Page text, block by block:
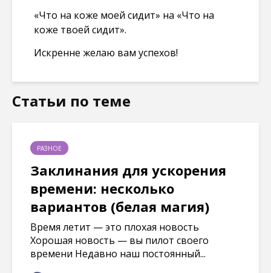
«Что на коже моей сидит» на «Что на
коже твоей сидит».
Искренне желаю вам успехов!
Статьи по теме
РАЗНОЕ
Заклинания для ускорения
времени: несколько
вариантов (белая магия)
Время летит — это плохая новость
Хорошая новость — вы пилот своего
времени Недавно наш постоянный...